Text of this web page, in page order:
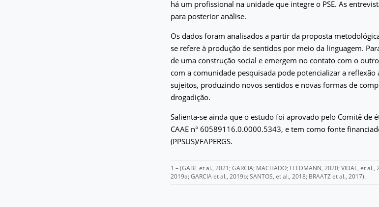
há um profissional na unidade que integre o PSE. As
para posterior análise.
Os dados foram analisados a partir da proposta
se refere à produção de sentidos por meio da linguagem.
de uma construção social e emergem no contato com o
com a comunidade pesquisada pode potencializar a reflexão
sujeitos, produzindo novos sentidos e novas formas de
drogadição.
Salienta-se ainda que o estudo foi aprovado pelo Comitê de
CAAE n° 60589116.0.0000.5343, e tem como fonte
(PPSUS)/FAPERGS.
1 – (GABE et al., 2021; GARCIA; MACHADO; FELDMANN, 2020; VIDAL, et
2019a; GARCIA et al., 2019b; SANTOS, et al., 2018; BRAATZ et al., 2017).